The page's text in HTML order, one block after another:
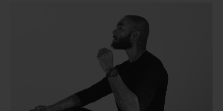
예상 배송일